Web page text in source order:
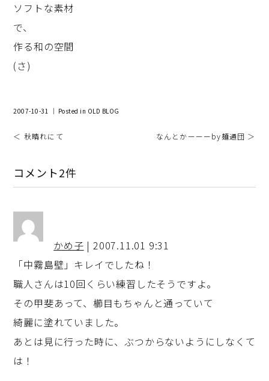
ソフトな素材
で、
作る和の空間
(さ)
2007-10-31 ｜ Posted in OLD BLOG
＜ 秋晴れにて なんとかーーーby麺通団 ＞
コメント2件
かめ子 | 2007.11.01 9:31
「中霧島壁」キレイでしたね！
職人さんは10回くらい練習したそうですよ。
その甲斐あって、櫛目もちゃんと通っていて
綺麗に塗れていました。
あとは見に行った時に、ぶつからないようにしなくて
は！